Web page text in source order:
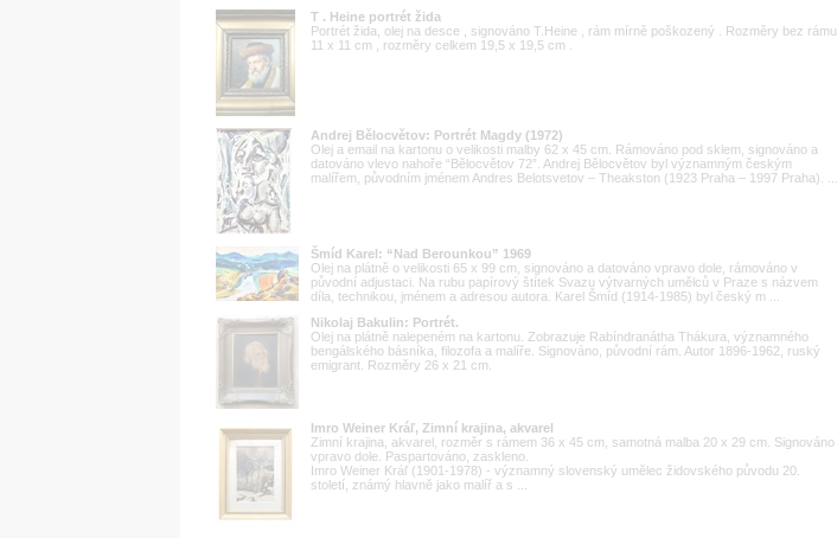
T . Heine portrét žida
Portrét žida, olej na desce , signováno T.Heine , rám mírně poškozený . Rozměry bez rámu
11 x 11 cm , rozměry celkem 19,5 x 19,5 cm .
Andrej Bělocvětov: Portrét Magdy (1972)
Olej a email na kartonu o velikosti malby 62 x 45 cm. Rámováno pod sklem, signováno a
datováno vlevo nahoře “Bělocvětov 72”. Andrej Bělocvětov byl významným českým
malířem, původním jménem Andres Belotsvetov – Theakston (1923 Praha – 1997 Praha). ...
Šmíd Karel: “Nad Berounkou” 1969
Olej na plátně o velikosti 65 x 99 cm, signováno a datováno vpravo dole, rámováno v
původní adjustaci. Na rubu papírový štítek Svazu výtvarných umělců v Praze s názvem
díla, technikou, jménem a adresou autora. Karel Šmíd (1914-1985) byl český m ...
Nikolaj Bakulin: Portrét.
Olej na plátně nalepeném na kartonu. Zobrazuje Rabíndranátha Thákura, významného
bengálského básníka, filozofa a malíře. Signováno, původní rám. Autor 1896-1962, ruský
emigrant. Rozměry 26 x 21 cm.
Imro Weiner Kráľ, Zimní krajina, akvarel
Zimní krajina, akvarel, rozměr s rámem 36 x 45 cm, samotná malba 20 x 29 cm. Signováno
vpravo dole. Paspartováno, zaskleno.
Imro Weiner Kráľ (1901-1978) - významný slovenský umělec židovského původu 20.
století, známý hlavně jako malíř a s ...